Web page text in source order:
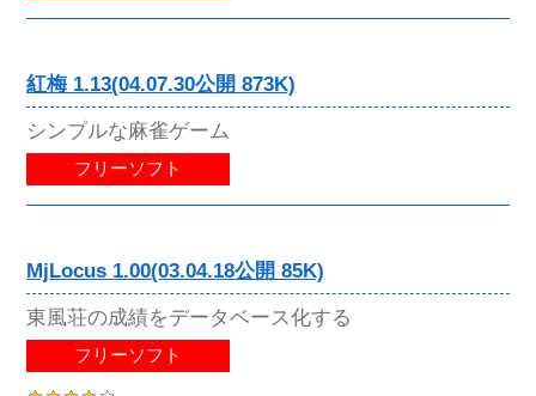
紅梅 1.13(04.07.30公開 873K)
シンプルな麻雀ゲーム
フリーソフト
MjLocus 1.00(03.04.18公開 85K)
東風荘の成績をデータベース化する
フリーソフト